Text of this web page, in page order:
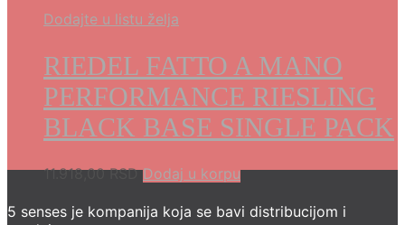
Dodajte u listu želja
RIEDEL FATTO A MANO
PERFORMANCE RIESLING
BLACK BASE SINGLE PACK
11.918,00RSD Dodaj u korpu
5 senses je kompanija koja se bavi distribucijom i